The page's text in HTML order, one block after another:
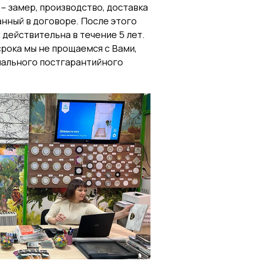
замер, производство, доставка
в договоре. После этого
в течение 5 лет.
мы не прощаемся с Вами,
постгарантийного